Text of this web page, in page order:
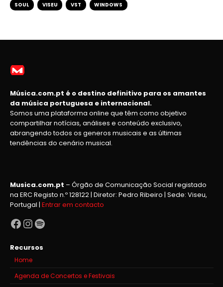
SOUL VISEU VST WINDOWS
Música.com.pt é o destino definitivo para os amantes
da música portuguesa e internacional.
Somos uma plataforma online que têm como objetivo
compartilhar notícias, análises e conteúdo exclusivo,
abrangendo todos os generos musicais e as últimas
tendências do cenário musical.
Musica.com.pt – Órgão de Comunicação Social registado
na ERC Registo n.º 128122 | Diretor: Pedro Ribeiro | Sede: Viseu,
Portugal | Entrar em contacto
Facebook
Instagram
Spotify
Recursos
Home
Agenda de Concertos e Festivais